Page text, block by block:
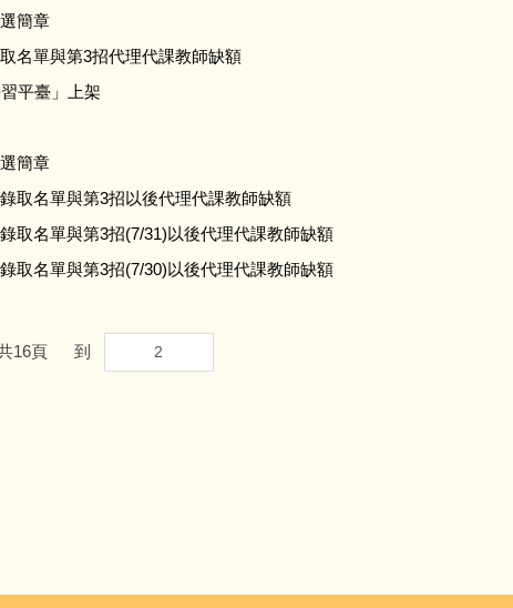
簡章
名單與第3招代理代課教師缺額
平臺」上架
簡章
取名單與第3招以後代理代課教師缺額
取名單與第3招(7/31)以後代理代課教師缺額
取名單與第3招(7/30)以後代理代課教師缺額
16頁 到